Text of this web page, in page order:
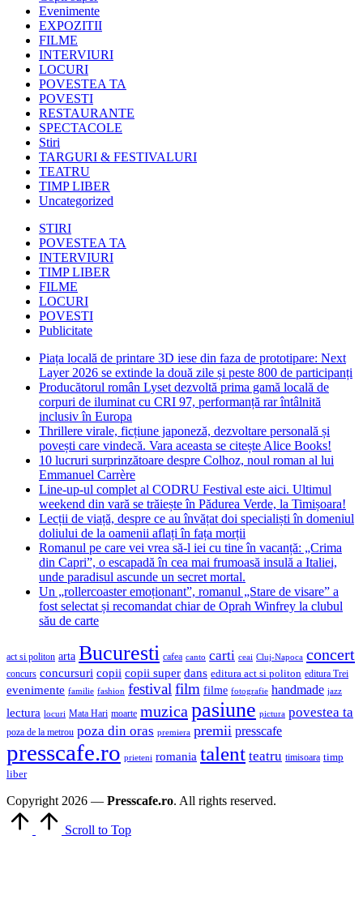
Evenimente
EXPOZITII
FILME
INTERVIURI
LOCURI
POVESTEA TA
POVESTI
RESTAURANTE
SPECTACOLE
Stiri
TARGURI & FESTIVALURI
TEATRU
TIMP LIBER
Uncategorized
STIRI
POVESTEA TA
INTERVIURI
TIMP LIBER
FILME
LOCURI
POVESTI
Publicitate
Piața locală de printare 3D iese din faza de prototipare: Next
Layer 2026 se extinde la două zile și peste 800 de participanți
Producătorul român Lyset dezvoltă prima gamă locală de
corpuri de iluminat cu CRI 97, performanță rar întâlnită
inclusiv în Europa
Thrillere virale, ficțiune japoneză, dezvoltare personală și
povești care vindecă. Vara aceasta se citește Alice Books!
10 lucruri surprinzătoare despre Colhoz, noul roman al lui
Emmanuel Carrère
Line-up-ul complet al CODRU Festival este aici. Ultimul
weekend din vară se trăiește în Pădurea Verde, la Timișoara!
Lecții de viață, despre ce au învățat doi specialiști în domeniul
doliului de la oamenii aflați în fața morții
Romanul pe care vei vrea să-l iei cu tine în vacanță: „Crima
din Capri”, o escapadă în cea mai frumoasă insulă a Italiei,
unde paradisul ascunde un secret mortal.
Un „rollercoaster emoționant”, romanul „Stare de visare” a
fost selectat și recomandat chiar de Oprah Winfrey la clubul
său de carte
act si politon arta Bucuresti cafea canto carti ceai Cluj-Napoca concert
concurs concursuri copii copii super dans editura act si politon editura Trei
evenimente familie fashion festival film filme fotografie handmade jazz
lectura locuri Mata Hari moarte muzica pasiune pictura povestea ta
poza de la metrou poza din oras premiera premii presscafe
presscafe.ro prieteni romania talent teatru timisoara timp
liber
Copyright 2026 — Presscafe.ro. All rights reserved.
Scroll to Top